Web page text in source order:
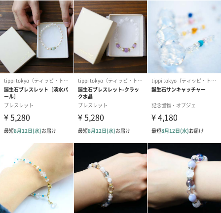
ブルームーンストーン
愛の成就を叶える幸運の石。内面の美しさを輝かせ、若々しい魅
力を目覚めさせてくれます。
ブラックスピネル
大きな変化をもたらし、強い気持ちと活気をプラスしてくれま
す。厄除けにも力を発揮し、活気ある毎日をサポートしてくれま
す。
ペリドット